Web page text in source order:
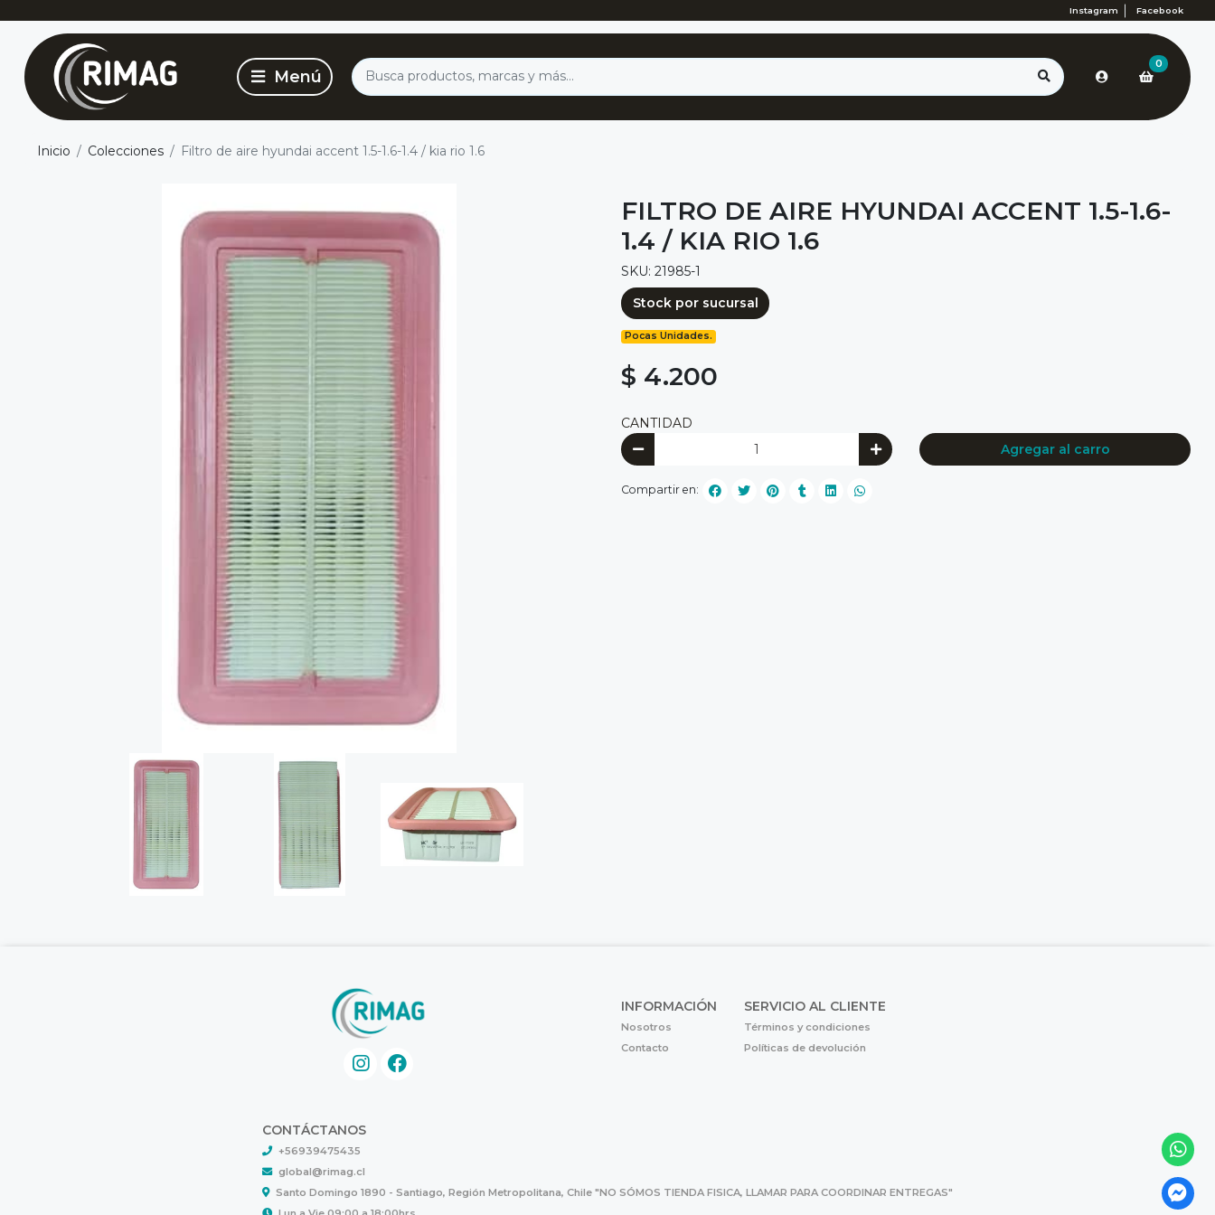
Instagram Facebook
0
Inicio Colecciones Filtro de aire hyundai accent 1.5-1.6-1.4 / kia rio 1.6
FILTRO DE AIRE HYUNDAI ACCENT 1.5-1.6-
1.4 / KIA RIO 1.6
SKU: 21985-1
Stock por sucursal
Pocas Unidades.
$ 4.200
CANTIDAD
Agregar al carro
Compartir en:
INFORMACIÓN
Nosotros
Contacto
SERVICIO AL CLIENTE
Términos y condiciones
Políticas de devolución
CONTÁCTANOS
+56939475435
global@rimag.cl
Santo Domingo 1890 - Santiago, Región Metropolitana, Chile "NO SÓMOS TIENDA FISICA, LLAMAR PARA COORDINAR ENTREGAS"